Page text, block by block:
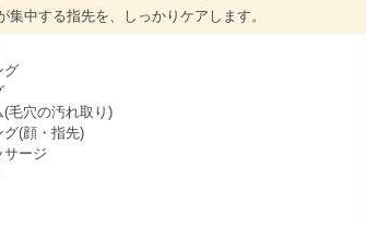
集中する指先を、しっかりケアします。
グ
毛穴の汚れ取り)
(顔・指先)
サージ